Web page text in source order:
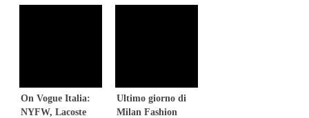
On Vogue Italia:
NYFW, Lacoste
Ultimo giorno di
Milan Fashion